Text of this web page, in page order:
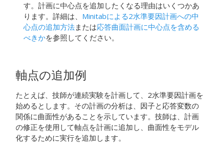
す。計画に中心点を追加したくなる理由はいくつかあ
ります。詳細は、 Minitabによる2水準要因計画への中
心点の追加方法または応答曲面計画に中心点を含める
べきかを参照してください。
軸点の追加例
たとえば、技師が連続実験を計画して、2水準要因計画を
始めるとします。その計画の分析は、因子と応答変数の
関係に曲面性があることを示しています。技師は、 計画
の修正を使用して軸点を計画に追加し、曲面性をモデル
化するために実行を追加します。